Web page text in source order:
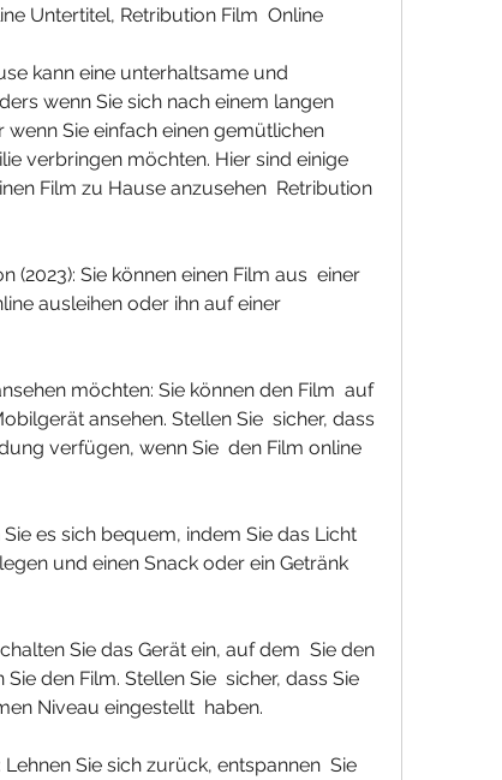
Untertitel, Retribution Film  Online
wenn Sie sich nach einem langen
Sie einfach einen gemütlichen
verbringen möchten. Hier sind einige
Film zu Hause anzusehen  Retribution
ausleihen oder ihn auf einer
ansehen. Stellen Sie  sicher, dass
verfügen, wenn Sie  den Film online
und einen Snack oder ein Getränk
den Film. Stellen Sie  sicher, dass Sie
Niveau eingestellt  haben.